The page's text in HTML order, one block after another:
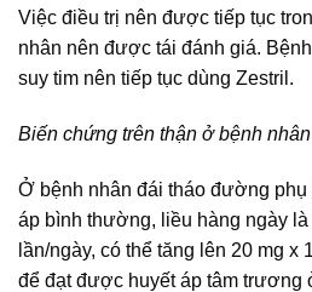
Việc điều trị nên được tiếp tục
nhân nên được tái đánh giá.
suy tim nên tiếp tục dùng Zestril.
Biến chứng trên thận ở bệnh
Ở bệnh nhân đái tháo đường
áp bình thường, liều hàng ngày là
lần/ngày, có thể tăng lên 20 mg x
để đạt được huyết áp tâm trương